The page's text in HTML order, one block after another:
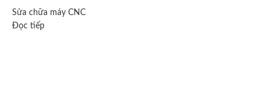
Sửa chữa máy CNC
Đọc tiếp